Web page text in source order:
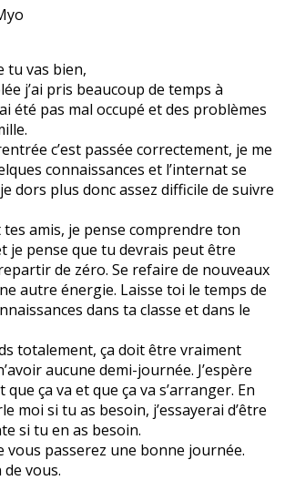
tu vas bien,
j’ai pris beaucoup de temps à
été pas mal occupé et des problèmes
c’est passée correctement, je me
connaissances et l’internat se
dors plus donc assez difficile de suivre
amis, je pense comprendre ton
je pense que tu devrais peut être
de zéro. Se refaire de nouveaux
autre énergie. Laisse toi le temps de
dans ta classe et dans le
totalement, ça doit être vraiment
aucune demi-journée. J’espère
ça va et que ça va s’arranger. En
moi si tu as besoin, j’essayerai d’être
si tu en as besoin.
vous passerez une bonne journée.
vous.